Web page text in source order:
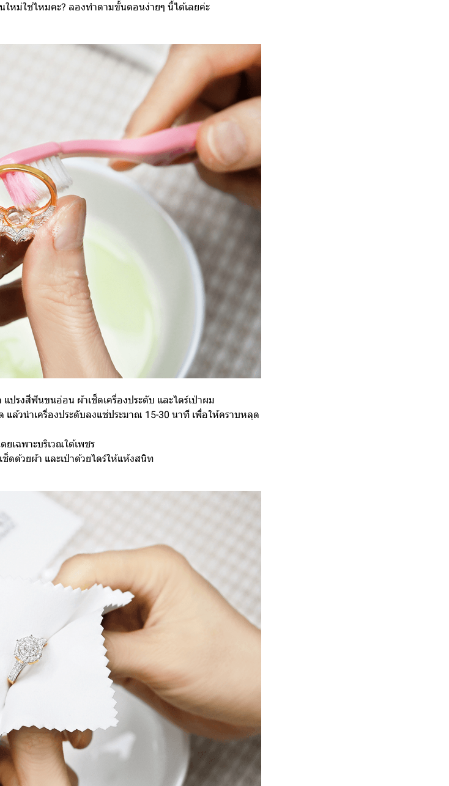
หม่ใช่ไหมคะ? ลองทำตามขั้นตอนง่ายๆ นี้ได้เลยค่ะ
ปรงสีฟันขนอ่อน ผ้าเช็ดเครื่องประดับ และไดร์เป่าผม
แล้วนำเครื่องประดับลงแช่ประมาณ 15-30 นาที เพื่อให้คราบหลุด
เฉพาะบริเวณใต้เพชร
ช็ดด้วยผ้า และเป่าด้วยไดร์ให้แห้งสนิท